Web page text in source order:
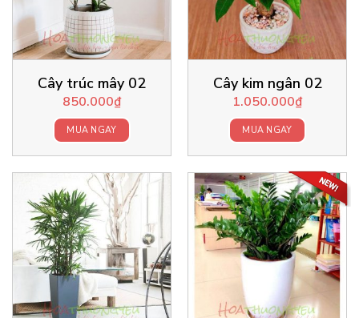
Cây trúc mây 02
850.000₫
MUA NGAY
Cây kim ngân 02
1.050.000₫
MUA NGAY